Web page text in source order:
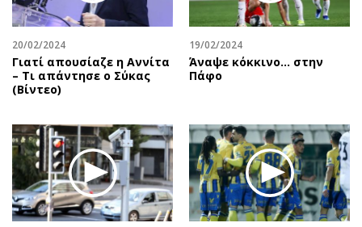
20/02/2024
Γιατί απουσίαζε η Αννίτα
– Τι απάντησε ο Σύκας
(Βίντεο)
19/02/2024
Άναψε κόκκινο… στην
Πάφο